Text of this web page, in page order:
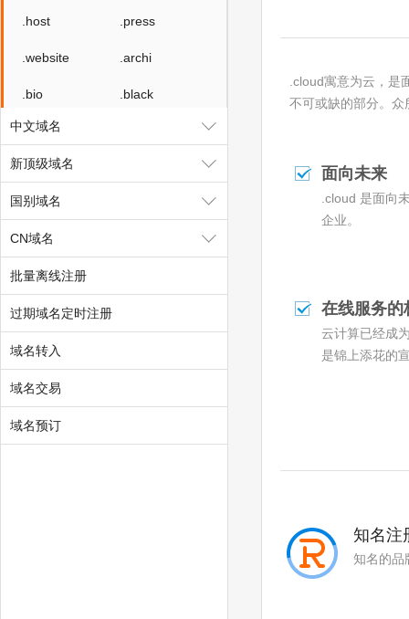
.host .press
.website .archi
.bio .black
.blue
.lotto
.pet
.poker
.ski
.voto
.tv
.fan
.media
中文域名
新顶级域名
国别域名
CN域名
批量离线注册
过期域名定时注册
域名转入
域名交易
域名预订
.cloud寓意为云，是
不可或缺的部分。
面向未来
.cloud 是面向
企业。
在线服务的
云计算已经成
是锦上添花的
知名注
知名的品